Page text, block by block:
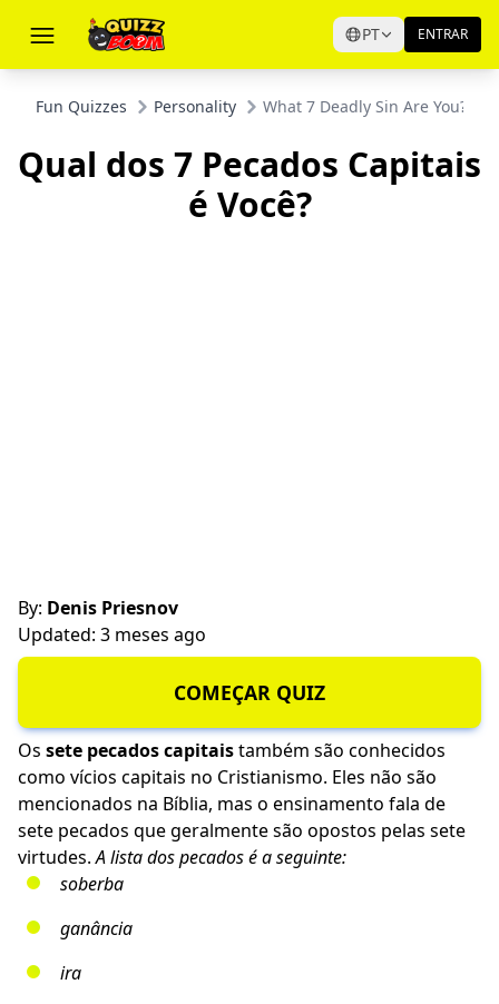
PT ENTRAR
Fun Quizzes Personality What 7 Deadly Sin Are You?
Qual dos 7 Pecados Capitais
é Você?
By: Denis Priesnov
Updated: 3 meses ago
COMEÇAR QUIZ
Os sete pecados capitaistambém são conhecidos
como vícios capitais no Cristianismo. Eles não são
mencionados na Bíblia, mas o ensinamento fala de
sete pecados que geralmente são opostos pelas sete
virtudes.A lista dos pecados é a seguinte:
soberba
ganância
ira